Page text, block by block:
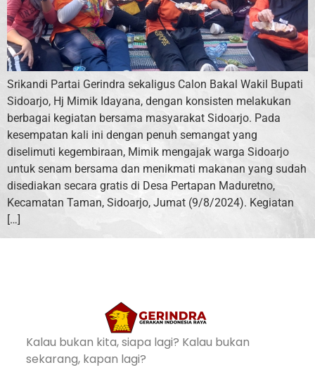
Srikandi Partai Gerindra sekaligus Calon Bakal Wakil Bupati
Sidoarjo, Hj Mimik Idayana, dengan konsisten melakukan
berbagai kegiatan bersama masyarakat Sidoarjo. Pada
kesempatan kali ini dengan penuh semangat yang
diselimuti kegembiraan, Mimik mengajak warga Sidoarjo
untuk senam bersama dan menikmati makanan yang sudah
disediakan secara gratis di Desa Pertapan Maduretno,
Kecamatan Taman, Sidoarjo, Jumat (9/8/2024). Kegiatan
[…]
Kalau bukan kita, siapa lagi? Kalau bukan
sekarang, kapan lagi?